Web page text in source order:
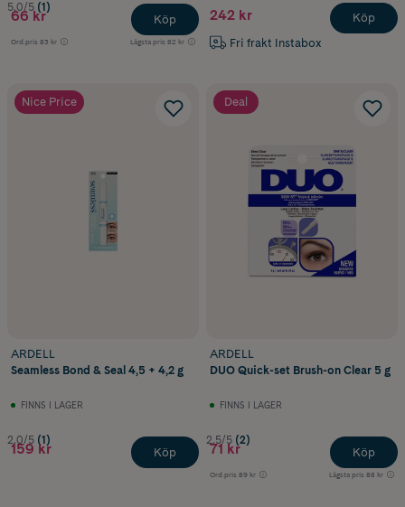
5.0/5 (1)
66 kr
Ord.pris 83 kr Lägsta pris 82 kr
Köp 242 kr
Fri frakt Instabox
Köp
Nice Price
ARDELL
Seamless Bond & Seal 4,5 + 4,2 g
FINNS I LAGER
2.0/5 (1)
159 kr Köp
Deal
ARDELL
DUO Quick-set Brush-on Clear 5 g
FINNS I LAGER
2.5/5 (2)
71 kr
Ord.pris 89 kr Lägsta pris 88 kr
Köp